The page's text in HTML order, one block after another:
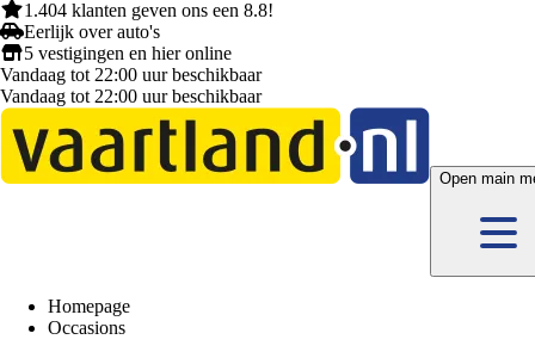
1.404 klanten geven ons een 8.8!
Eerlijk over auto's
5 vestigingen en hieronline
Vandaag tot 22:00 uur beschikbaar
Vandaag tot 22:00 uur beschikbaar
Open main
Homepage
Occasions